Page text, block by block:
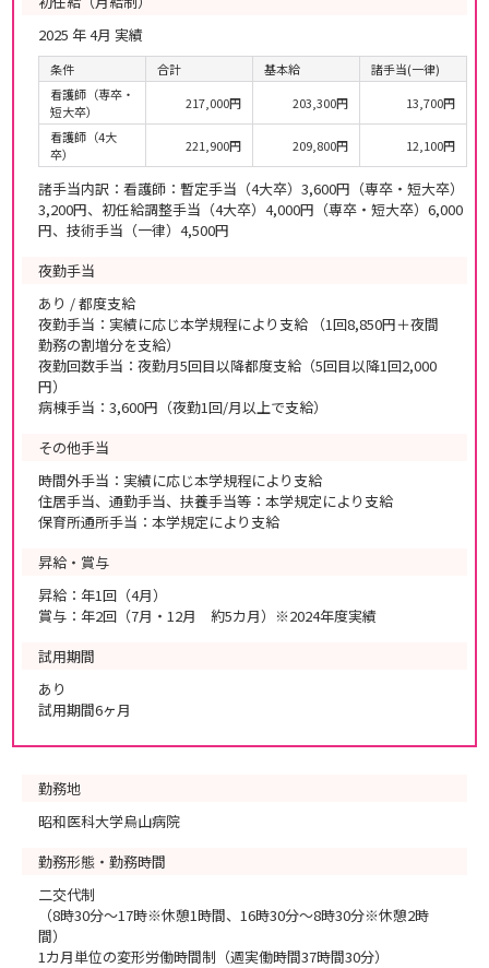
2025 年 4月 実績
条件 合計 基本給
諸手当(一律)
看護師（専卒・
短大卒）
217,000円 203,300円
13,700円
看護師（4大
卒）
221,900円 209,800円 12,100円
諸手当内訳：看護師：暫定手当（4大卒）3,600円（専卒・短大卒）
3,200円、初任給調整手当（4大卒）4,000円（専卒・短大卒）6,000
円、技術手当（一律）4,500円
夜勤手当
あり / 都度支給
夜勤手当：実績に応じ本学規程により支給 （1回8,850円＋夜間
勤務の割増分を支給）
夜勤回数手当：夜勤月5回目以降都度支給（5回目以降1回2,000
円）
病棟手当：3,600円（夜勤1回/月以上で支給）
その他手当
時間外手当：実績に応じ本学規程により支給
住居手当、通勤手当、扶養手当等：本学規定により支給
保育所通所手当：本学規定により支給
昇給・賞与
昇給：年1回（4月）
賞与：年2回（7月・12月 約5カ月）※2024年度実績
試用期間
あり
試用期間6ヶ月
勤務地
昭和医科大学烏山病院
勤務形態・勤務時間
二交代制
（8時30分～17時※休憩1時間、16時30分～8時30分※休憩2時
間）
1カ月単位の変形労働時間制（週実働時間37時間30分）